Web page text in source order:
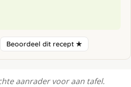
Beoordeel dit recept ★
aanrader voor aan tafel.